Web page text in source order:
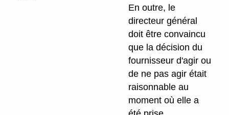
En outre, le
directeur général
doit être convaincu
que la décision du
fournisseur d'agir ou
de ne pas agir était
raisonnable au
moment où elle a